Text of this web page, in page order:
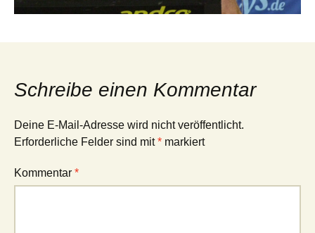
Schreibe einen Kommentar
Deine E-Mail-Adresse wird nicht veröffentlicht.
Erforderliche Felder sind mit* markiert
Kommentar *